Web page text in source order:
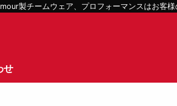
製チームウェア、プロフォーマンスはお客
せ